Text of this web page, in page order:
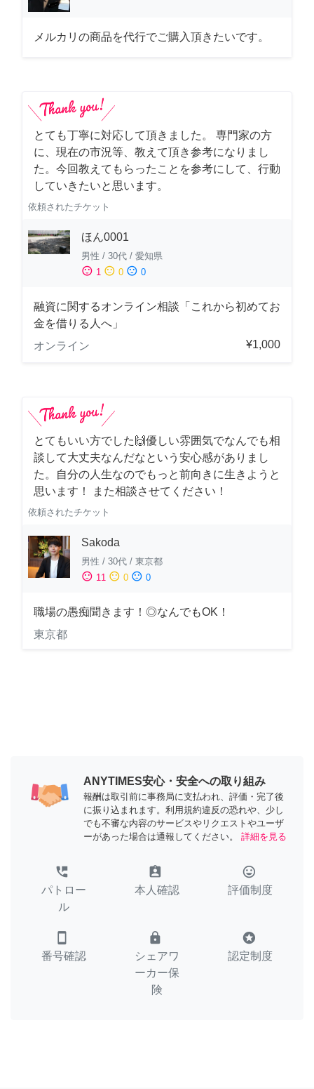
メルカリの商品を代行でご購入頂きたいです。
とても丁寧に対応して頂きました。 専門家の方
に、現在の市況等、教えて頂き参考になりまし
た。今回教えてもらったことを参考にして、行動
していきたいと思います。
依頼されたチケット
ほん0001
男性 / 30代 / 愛知県
sentiment_satisfied 1 sentiment_neutral 0 sentiment_dissatisfied 0
融資に関するオンライン相談「これから初めてお
金を借りる人へ」
オンライン
¥1,000
とてもいい方でした🙌優しい雰囲気でなんでも相
談して大丈夫なんだなという安心感がありまし
た。自分の人生なのでもっと前向きに生きようと
思います！ また相談させてください！
依頼されたチケット
Sakoda
男性 / 30代 / 東京都
sentiment_satisfied 11 sentiment_neutral 0 sentiment_dissatisfied 0
職場の愚痴聞きます！◎なんでもOK！
東京都
ANYTIMES安心・安全への取り組み
報酬は取引前に事務局に支払われ、評価・完了後
に振り込まれます。利用規約違反の恐れや、少し
でも不審な内容のサービスやリクエストやユーザ
ーがあった場合は通報してください。
詳細を見る
perm_phone_msg
パトロー
ル
assignment_ind
本人確認
tag_faces
評価制度
smartphone
番号確認
lock
シェアワ
ーカー保
険
stars
認定制度